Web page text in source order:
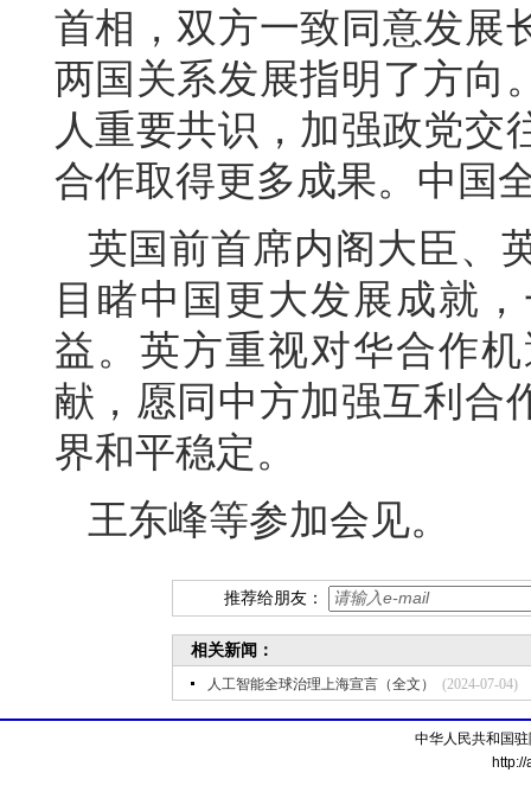
首相，双方一致同意发展
两国关系发展指明了方向
人重要共识，加强政党交
合作取得更多成果。中国
英国前首席内阁大臣、
目睹中国更大发展成就
益。英方重视对华合作
献，愿同中方加强互利合
界和平稳定。
王东峰等参加会见。
推荐给朋友：
相关新闻：
人工智能全球治理上海宣言（全文） (2024-07-04)
中华人民共和国